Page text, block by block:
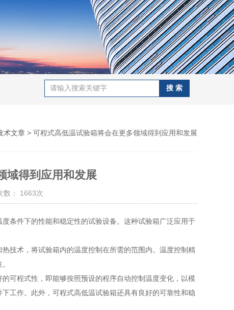
术文章 > 可程式高低温试验箱将会在更多领域得到应用和发展
域得到应用和发展
： 1663次
件下的性能和稳定性的试验设备。这种试验箱广泛应用于
术，将试验箱内的温度控制在所需的范围内。温度控制精
程式性，即能够按照预设的程序自动控制温度变化，以模
工作。此外，可程式高低温试验箱还具有良好的可靠性和稳